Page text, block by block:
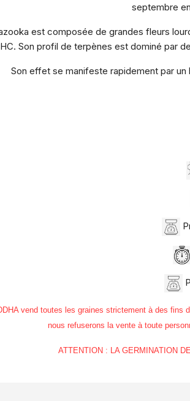
septembre
est composée de grandes fleurs
Son profil de terpènes est dominé par
Son effet se manifeste rapidement par
vend toutes les graines strictement à des
nous refuserons la vente à toute
ATTENTION : LA GERMINATION